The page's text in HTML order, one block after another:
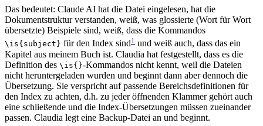
Das bedeutet: Claude AI hat die Datei eingelesen, hat die
Dokumentstruktur verstanden, weiß, was glossierte (Wort für Wort
übersetzte) Beispiele sind, weiß, dass die Kommandos
\is{subject} für den Index sind1 und weiß auch, dass das ein
Kapitel aus meinem Buch ist. Claudia hat festgestellt, dass es die
Definition des \is{}-Kommandos nicht kennt, weil die Dateien
nicht heruntergeladen wurden und beginnt dann aber dennoch die
Übersetzung. Sie verspricht auf passende Bereichsdefinitionen für
den Index zu achten, d.h. zu jeder öffnenden Klammer gehört auch
eine schließende und die Index-Übersetzungen müssen zueinander
passen. Claudia legt eine Backup-Datei an und beginnt.